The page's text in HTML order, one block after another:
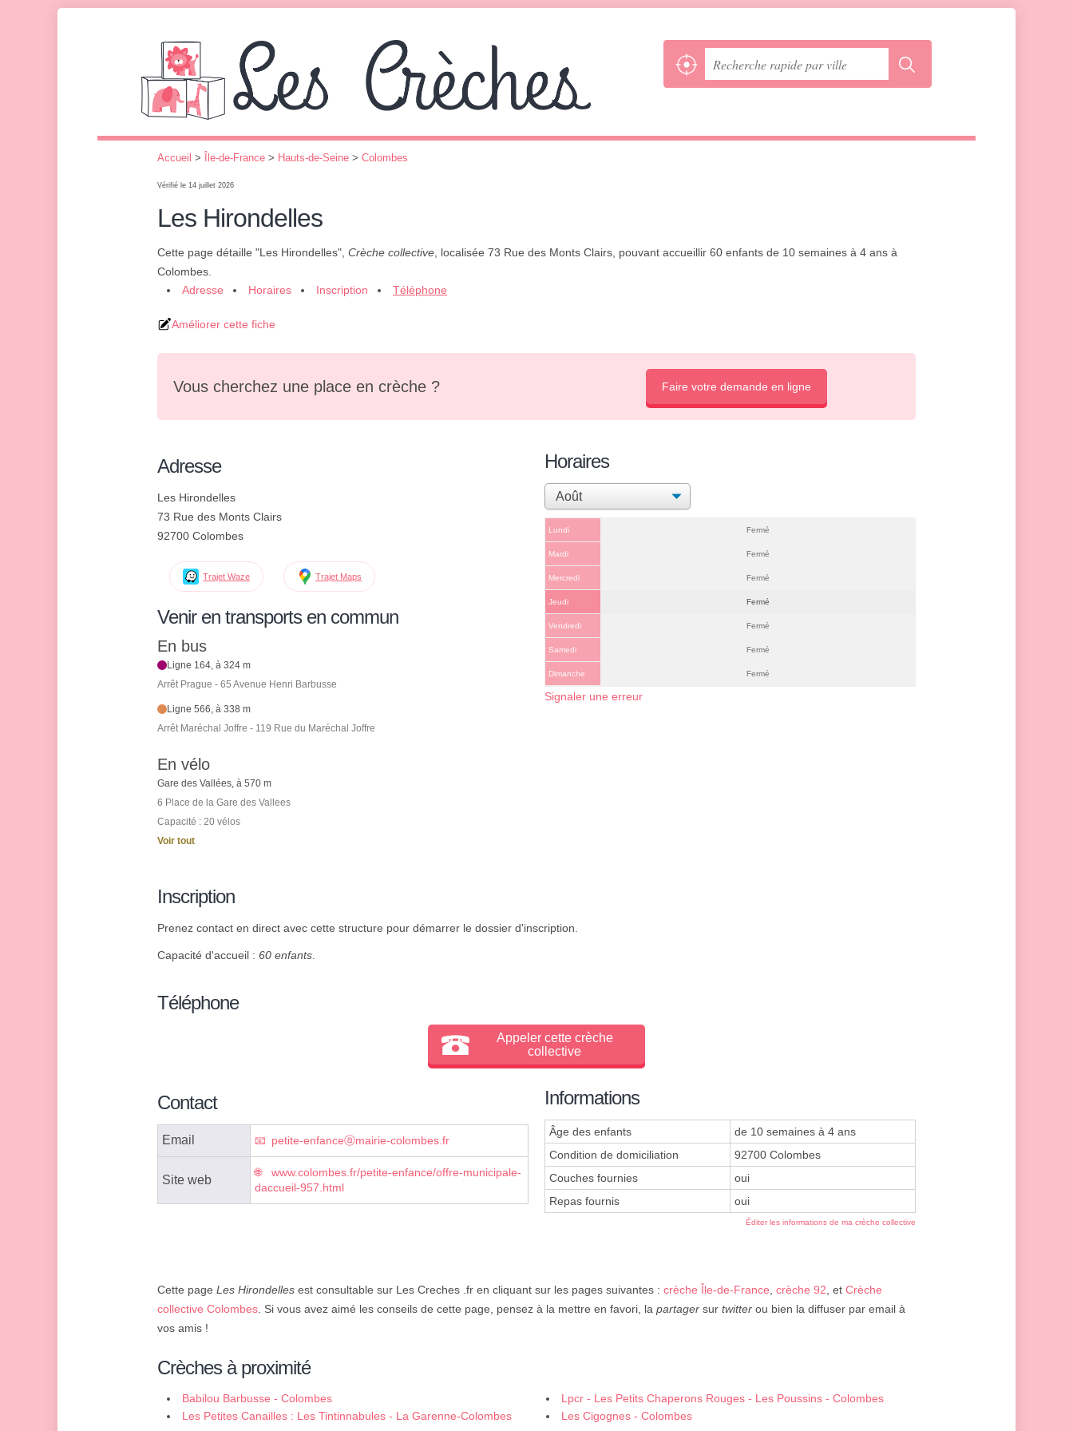
Accueil > Île-de-France > Hauts-de-Seine > Colombes
Vérifié le 14 juillet 2026
Les Hirondelles
Cette page détaille "Les Hirondelles", Crèche collective , localisée 73 Rue des Monts Clairs, pouvant accueillir 60 enfants de 10 semaines à 4 ans à
Colombes.
Adresse
Horaires Inscription Téléphone
Améliorer cette fiche
Vous cherchez une place en crèche ? Faire votre demande en ligne
Adresse
Les Hirondelles
73 Rue des Monts Clairs
92700 Colombes
Trajet Waze Trajet Maps
Venir en transports en commun
En bus
Ligne 164, à 324 m
Arrêt Prague - 65 Avenue Henri Barbusse
Ligne 566, à 338 m
Arrêt Maréchal Joffre - 119 Rue du Maréchal Joffre
En vélo
Gare des Vallées, à 570 m
6 Place de la Gare des Vallees
Capacité : 20 vélos
Voir tout
Horaires
Lundi Fermé
Mardi Fermé
Mercredi Fermé
Jeudi Fermé
Vendredi Fermé
Samedi Fermé
Dimanche Fermé
Signaler une erreur
Inscription
Prenez contact en direct avec cette structure pour démarrer le dossier d'inscription.
Capacité d'accueil : 60 enfants.
Téléphone
Appeler cette crèche
collective
Contact
Email petite-enfanceⓐmairie-colombes.fr
Site web
www.colombes.fr/petite-enfance/offre-municipale-
daccueil-957.html
Informations
Âge des enfants
de 10 semaines à 4 ans
Condition de domiciliation
92700 Colombes
Couches fournies
oui
Repas fournis
oui
Éditer les informations de ma crèche collective
Cette page Les Hirondelles est consultable sur Les Creches .fr en cliquant sur les pages suivantes : crèche Île-de-France, crèche 92, et Crèche
collective Colombes. Si vous avez aimé les conseils de cette page, pensez à la mettre en favori, la partager sur twitter ou bien la diffuser par email à
vos amis !
Crèches à proximité
Babilou Barbusse - Colombes
Lpcr - Les Petits Chaperons Rouges - Les Poussins - Colombes
Les Petites Canailles : Les Tintinnabules - La Garenne-Colombes
Les Cigognes - Colombes